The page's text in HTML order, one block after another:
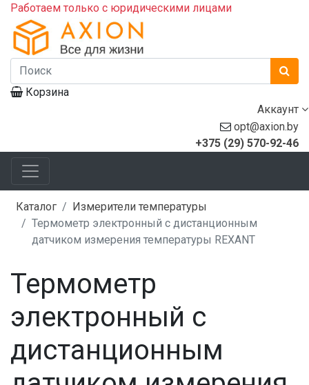
Работаем только с юридическими лицами
Корзина
Аккаунт
opt@axion.by
+375 (29) 570-92-46
Каталог
Измерители температуры
Термометр электронный с дистанционным
датчиком измерения температуры REXANT
Термометр
электронный с
дистанционным